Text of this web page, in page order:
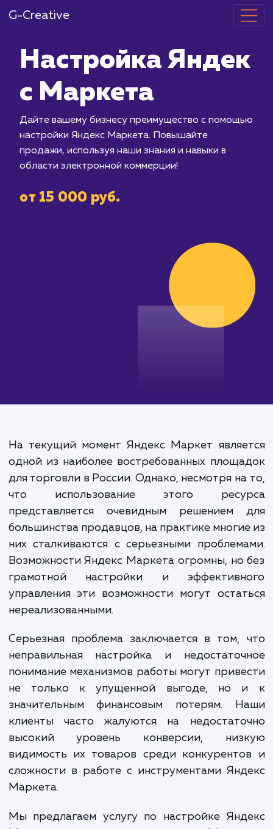
G-Creative
Настройка
с Маркета
Дайте вашему бизнесу
настройки Яндекс Маркета.
продажи, используя наши знания и
На текущий момент Яндекс Маркет
одной из наиболее востребованных
для торговли в России. Однако, несмотря
что использование этого
представляется очевидным решением
большинства продавцов, на практике
грамотной настройки и
управления эти возможности могут
нереализованными.
Серьезная проблема заключается в том,
неправильная настройка и
понимание механизмов работы могут
не только к упущенной выгоде, но
значительным финансовым потерям.
высокий уровень конверсии,